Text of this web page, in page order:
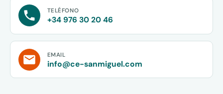
TELÉFONO
+34 976 30 20 46
EMAIL
info@ce-sanmiguel.com